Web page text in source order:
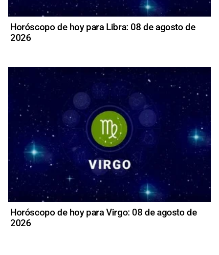
Horóscopo de hoy para Libra: 08 de agosto de
2026
Horóscopo de hoy para Virgo: 08 de agosto de
2026